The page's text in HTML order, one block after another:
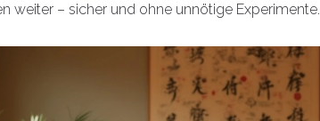
weiter – sicher und ohne unnötige Experimente.